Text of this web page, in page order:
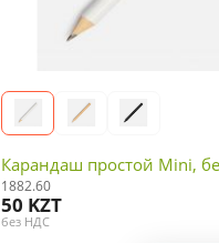
Карандаш простой Mini,
1882.60
50 KZT
без НДС